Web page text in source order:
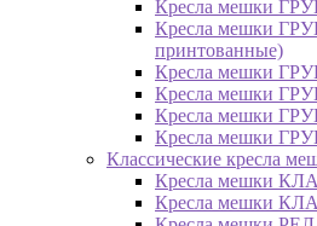
Кресла мешки
Кресла мешки
принтованные)
Кресла мешки
Кресла мешки
Кресла мешки
Кресла мешки
Классические кресла
Кресла мешки
Кресла мешки